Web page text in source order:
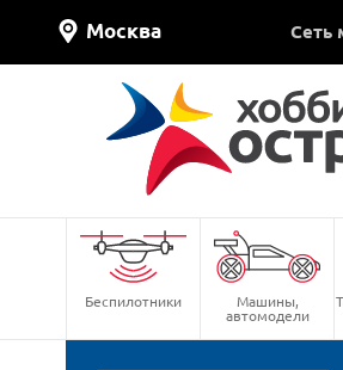
Москва Сеть
Беспилотники Машины,
автомодели